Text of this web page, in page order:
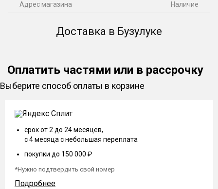
Адрес магазина Наличие
Доставка в Бузулуке
Оплатить частями или в рассрочку
Выберите способ оплаты в корзине
срок от 2 до 24 месяцев,
с 4 месяца с небольшая переплата
покупки до 150 000 ₽
*Нужно подтвердить свой номер
Подробнее